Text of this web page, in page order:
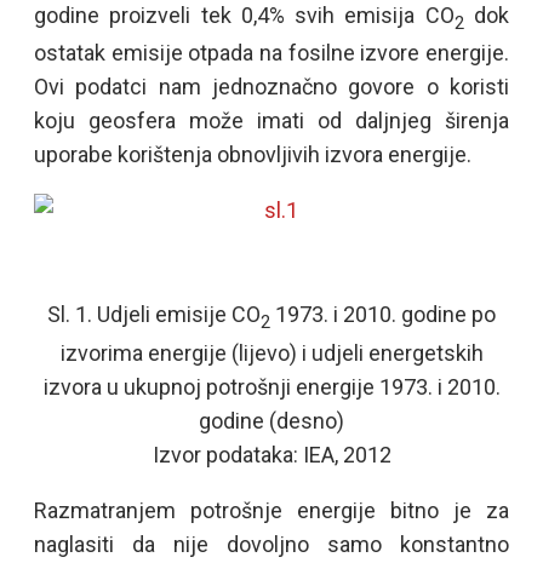
godine proizveli tek 0,4% svih emisija CO2 dok
ostatak emisije otpada na fosilne izvore energije.
Ovi podatci nam jednoznačno govore o koristi
koju geosfera može imati od daljnjeg širenja
uporabe korištenja obnovljivih izvora energije.
Sl. 1. Udjeli emisije CO2 1973. i 2010. godine po
izvorima energije (lijevo) i udjeli energetskih
izvora u ukupnoj potrošnji energije 1973. i 2010.
godine (desno)
Izvor podataka: IEA, 2012
Razmatranjem potrošnje energije bitno je za
naglasiti da nije dovoljno samo konstantno